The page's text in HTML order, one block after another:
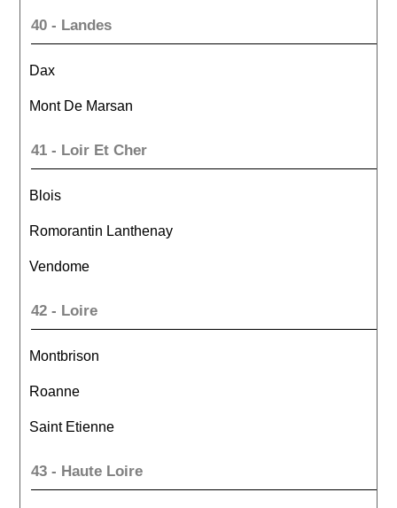
40 - Landes
Dax
Mont De Marsan
41 - Loir Et Cher
Blois
Romorantin Lanthenay
Vendome
42 - Loire
Montbrison
Roanne
Saint Etienne
43 - Haute Loire